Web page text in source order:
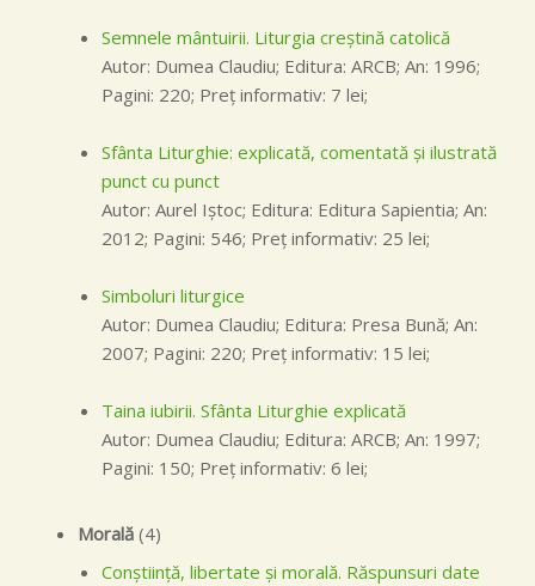
Semnele mântuirii. Liturgia creştină catolică
Autor: Dumea Claudiu; Editura: ARCB; An: 1996;
Pagini: 220; Preţ informativ: 7 lei;
Sfânta Liturghie: explicată, comentată şi ilustrată
punct cu punct
Autor: Aurel Iştoc; Editura: Editura Sapientia; An:
2012; Pagini: 546; Preţ informativ: 25 lei;
Simboluri liturgice
Autor: Dumea Claudiu; Editura: Presa Bună; An:
2007; Pagini: 220; Preţ informativ: 15 lei;
Taina iubirii. Sfânta Liturghie explicată
Autor: Dumea Claudiu; Editura: ARCB; An: 1997;
Pagini: 150; Preţ informativ: 6 lei;
Morală(4)
Conştiinţă, libertate şi morală. Răspunsuri date